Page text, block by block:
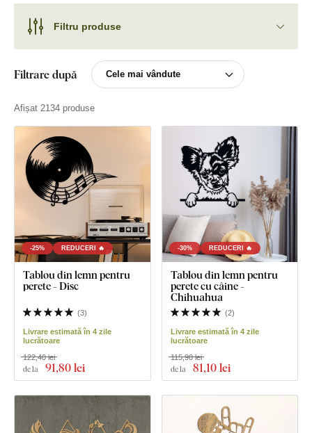
Filtru produse
Filtrare după
Afișat 2134 produse
-25% REDUCERI 🔥
Tablou din lemn pentru
perete - Disc
(3)
Livrare estimată în 4 zile
lucrătoare
de la 91,80 lei
122,40 lei
-30% REDUCERI 🔥
Tablou din lemn pentru
perete cu câine -
Chihuahua
(2)
Livrare estimată în 4 zile
lucrătoare
de la 81,10 lei
115,90 lei